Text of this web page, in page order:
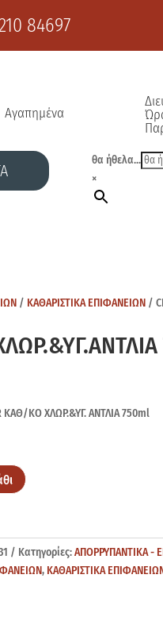
84697
Αγαπημένα
θα ήθελα...
×
/ ΚΑΘΑΡΙΣΤΙΚΑ ΕΠΙΦΑΝΕΙΩΝ /
ΚΑΘ/ΚΟ ΧΛΩΡ.&ΥΓ. ΑΝΤΛΙΑ 750ml
Κατηγορίες:ΑΠΟΡΡΥΠΑΝΤΙΚΑ -
, ΚΑΘΑΡΙΣΤΙΚΑ